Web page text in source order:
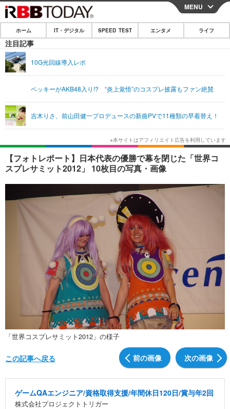
CLOSE
ホーム
IT・デジタル
ショッピング その他
エンタメTOP 映画・ドラマ
韓国・芸能
音楽 スポーツ
ショッピング
ライフ
ライフTOP グルメ
ペット ショッピング
その他
リリース一覧
プッシュ通知の停止方法
MENU
ホーム IT・デジタル SPEED TEST エンタメ ライフ
注目記事
10G光回線導入レポ
ベッキーがAKB48入り!? “炎上覚悟”のコスプレ披露もファン絶賛
吉木りさ、前山田健一プロデュースの新曲PVで11種類の早着替え！
【フォトレポート】日本代表の優勝で幕を閉じた「世界コ
スプレサミット2012」 10枚目の写真・画像
「世界コスプレサミット2012」の様子
前の画像 次の画像
この記事へ戻る
ゲームQAエンジニア/資格取得支援/年間休日120日/賞与年2回
株式会社プロジェクトトリガー